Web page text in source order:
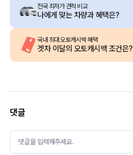
전국 최저가 견적 비교
나에게 맞는 차량과 혜택은?
국내 최대 오토캐시백 혜택
겟차 이달의 오토캐시백 조건은?
댓글
댓글을 입력해주세요.